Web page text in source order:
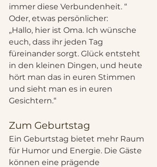
immer diese Verbundenheit. “
Oder, etwas persönlicher:
„Hallo, hier ist Oma. Ich wünsche
euch, dass ihr jeden Tag
füreinander sorgt. Glück entsteht
in den kleinen Dingen, und heute
hört man das in euren Stimmen
und sieht man es in euren
Gesichtern.“
Zum Geburtstag
Ein Geburtstag bietet mehr Raum
für Humor und Energie. Die Gäste
können eine prägende